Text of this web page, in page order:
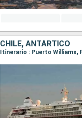
CHILE, ANTÁRTICO